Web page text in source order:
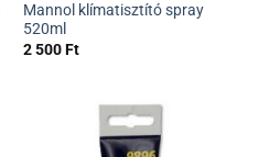
Mannol klímatisztító spray
520ml
2 500Ft